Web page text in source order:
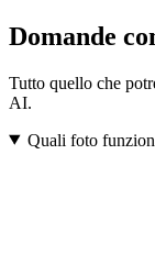
Domande
Tutto quello che
AI.
Quali foto